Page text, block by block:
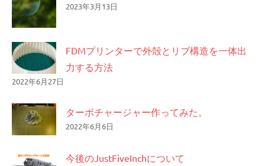
2023年3月13日
FDMプリンターで外殻とリブ構造を一体出
力する方法
2022年6月27日
ターボチャージャー作ってみた。
2022年6月6日
今後のJustFiveInchについて